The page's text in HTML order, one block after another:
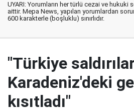
UYARI: Yorumların her türlü cezai ve
aittir. Mepa News, yapılan yorumlardan
600 karakterle (boşluklu) sınırlıdır.
"Türkiye
Karadeniz'deki
kısıtladı"